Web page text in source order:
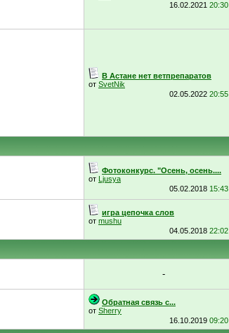
16.02.2021 20:30
В Астане нет ветпрепаратов
от SvetNik
02.05.2022 20:55
Фотоконкурс. "Осень, осень....
от Ljusya
05.02.2018 15:43
игра цепочка слов
от mushu
04.05.2018 22:02
-
Обратная связь с...
от Sherry
16.10.2019 09:20